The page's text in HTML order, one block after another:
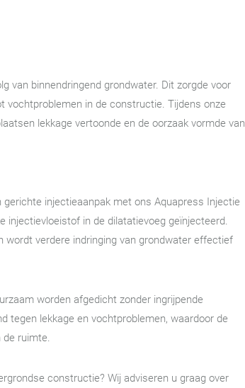
van binnendringend grondwater. Dit zorgde voor
vochtproblemen in de constructie. Tijdens onze
lekkage vertoonde en de oorzaak vormde van
injectieaanpak met ons Aquapress Injectie
in de dilatatievoeg geïnjecteerd.
wordt verdere indringing van grondwater effectief
worden afgedicht zonder ingrijpende
tegen lekkage en vochtproblemen, waardoor de
ruimte.
constructie? Wij adviseren u graag over